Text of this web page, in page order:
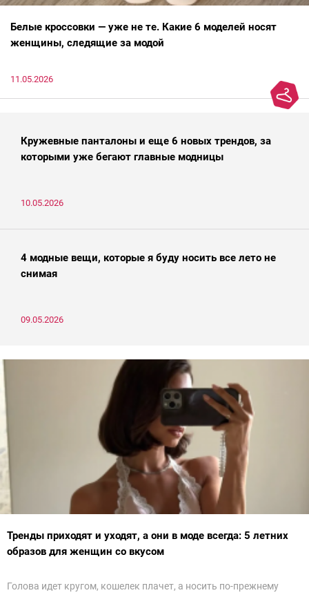
Белые кроссовки — уже не те. Какие 6 моделей носят
женщины, следящие за модой
11.05.2026
Кружевные панталоны и еще 6 новых трендов, за
которыми уже бегают главные модницы
10.05.2026
4 модные вещи, которые я буду носить все лето не
снимая
09.05.2026
Тренды приходят и уходят, а они в моде всегда: 5 летних
образов для женщин со вкусом
Голова идет кругом, кошелек плачет, а носить по-прежнему